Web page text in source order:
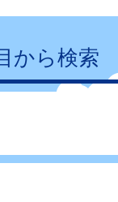
から検索